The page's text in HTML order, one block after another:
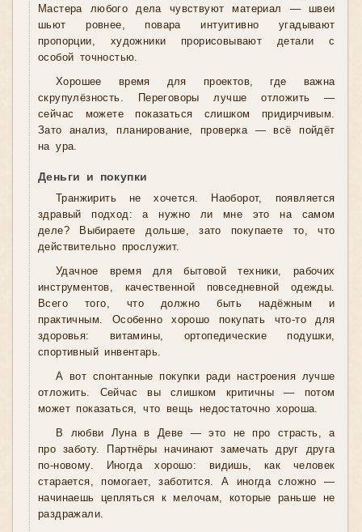
Мастера любого дела чувствуют материал — швеи
шьют ровнее, повара интуитивно угадывают
пропорции, художники прорисовывают детали с
особой точностью.
Хорошее время для проектов, где важна
скрупулёзность. Переговоры лучше отложить —
сейчас можете показаться слишком придирчивым.
Зато анализ, планирование, проверка — всё пойдёт
на ура.
Деньги и покупки
Транжирить не хочется. Наоборот, появляется
здравый подход: а нужно ли мне это на самом
деле? Выбираете дольше, зато покупаете то, что
действительно прослужит.
Удачное время для бытовой техники, рабочих
инструментов, качественной повседневной одежды.
Всего того, что должно быть надёжным и
практичным. Особенно хорошо покупать что-то для
здоровья: витамины, ортопедические подушки,
спортивный инвентарь.
А вот спонтанные покупки ради настроения лучше
отложить. Сейчас вы слишком критичны — потом
может показаться, что вещь недостаточно хороша.
В любви Луна в Деве — это не про страсть, а
про заботу. Партнёры начинают замечать друг друга
по-новому. Иногда хорошо: видишь, как человек
старается, помогает, заботится. А иногда сложно —
начинаешь цепляться к мелочам, которые раньше не
раздражали.